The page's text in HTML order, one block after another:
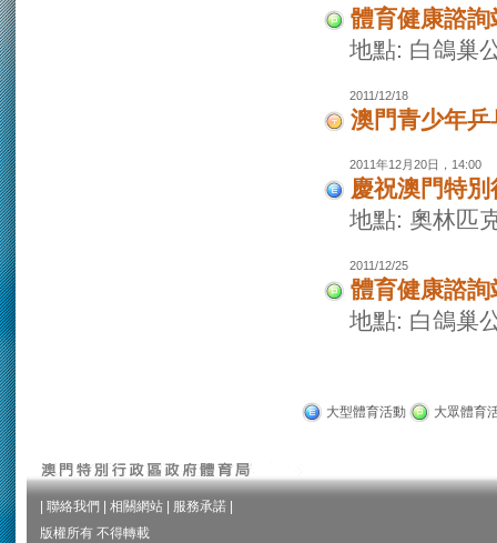
體育健康諮詢
地點: 白鴿巢
2011/12/18
澳門青少年
2011年12月20日，14:00
慶祝澳門特
地點: 奧林匹
2011/12/25
體育健康諮詢
地點: 白鴿巢
大型體育活動 大眾體育
聯絡我們 相關網站 服務承諾
版權所有 不得轉載